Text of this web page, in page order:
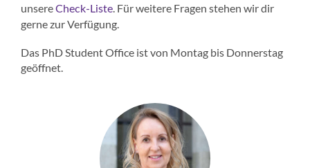
unsereCheck-Liste . Für weitere Fragen stehen wir dir
gerne zur Verfügung.
Das PhD Student Office ist von Montag bis Donnerstag
geöffnet.